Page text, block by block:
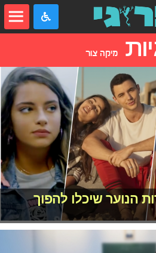
מיקה צור
הנוער שיכלו להפוך